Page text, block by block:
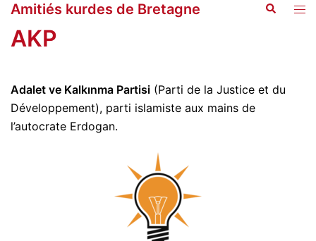
Aller
contenu
Amitiés kurdes de Bretagne
AKP
Adalet ve Kalkınma Partisi (Parti de la Justice et du
Développement), parti islamiste aux mains de
l’autocrate Erdogan.